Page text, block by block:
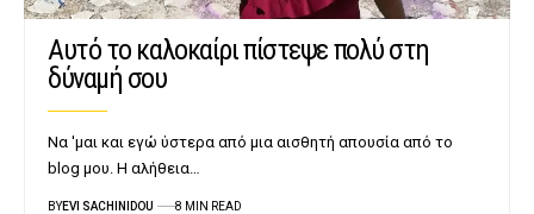
Αυτό το καλοκαίρι πίστεψε πολύ στη
δύναμή σου
Να 'μαι και εγώ ύστερα από μια αισθητή απουσία από το
blog μου. Η αλήθεια…
BYEVI SACHINIDOU 8 MIN READ